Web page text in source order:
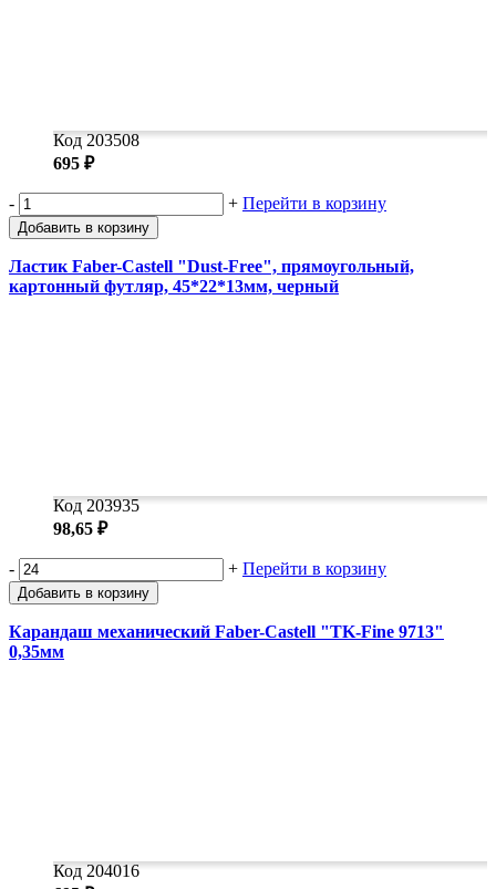
Код 203508
695 ₽
- + Перейти в корзину
Добавить в корзину
Ластик Faber-Castell "Dust-Free", прямоугольный,
картонный футляр, 45*22*13мм, черный
Код 203935
98,65 ₽
- + Перейти в корзину
Добавить в корзину
Карандаш механический Faber-Castell "TK-Fine 9713"
0,35мм
Код 204016